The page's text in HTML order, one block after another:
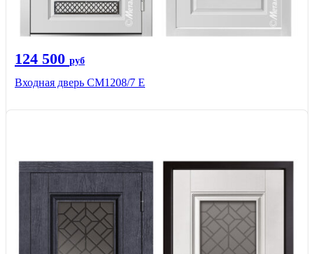
124 500 руб
Входная дверь СМ1208/7 E